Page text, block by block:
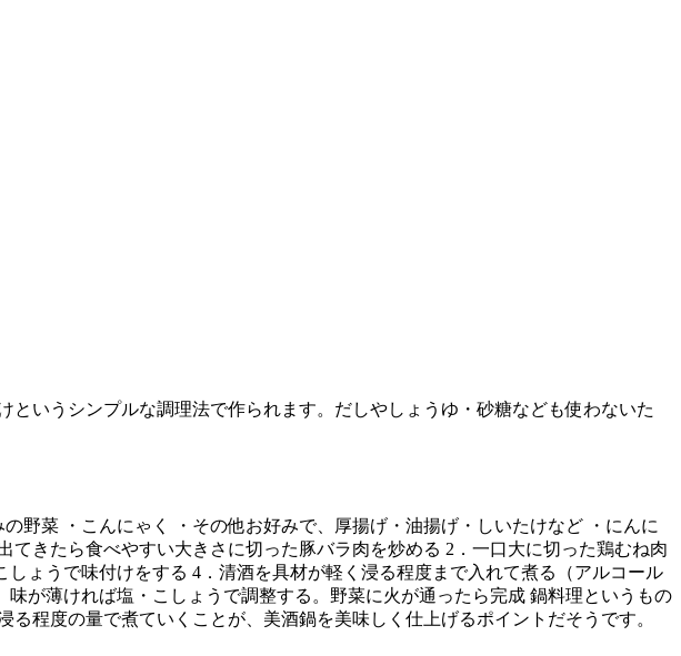
いうシンプルな調理法で作られます。だしやしょうゆ・砂糖なども使わないた
野菜 ・こんにゃく ・その他お好みで、厚揚げ・油揚げ・しいたけなど ・にんに
きたら食べやすい大きさに切った豚バラ肉を炒める 2．一口大に切った鶏むね肉
ょうで味付けをする 4．清酒を具材が軽く浸る程度まで入れて煮る（アルコール
が薄ければ塩・こしょうで調整する。野菜に火が通ったら完成 鍋料理というもの
程度の量で煮ていくことが、美酒鍋を美味しく仕上げるポイントだそうです。